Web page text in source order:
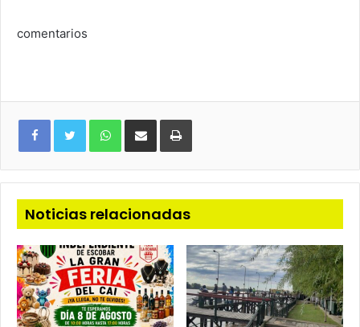
comentarios
WhatsAppCompartirImprimir
Noticias relacionadas